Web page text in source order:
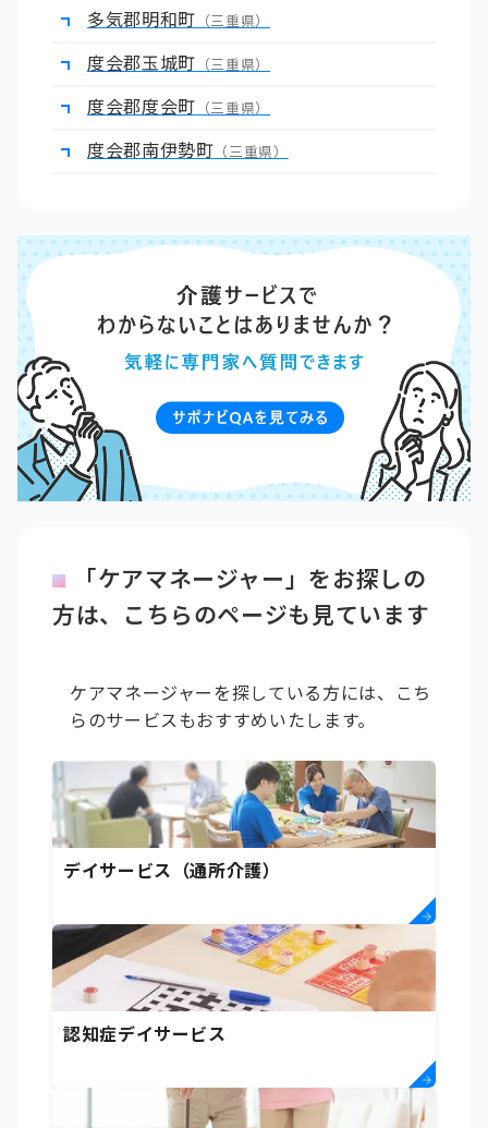
多気郡明和町 （三重県）
度会郡玉城町 （三重県）
度会郡度会町 （三重県）
度会郡南伊勢町 （三重県）
「ケアマネージャー」をお探しの
方は、こちらのページも見ています
ケアマネージャーを探している方には、こち
らのサービスもおすすめいたします。
デイサービス（通所介護）
認知症デイサービス